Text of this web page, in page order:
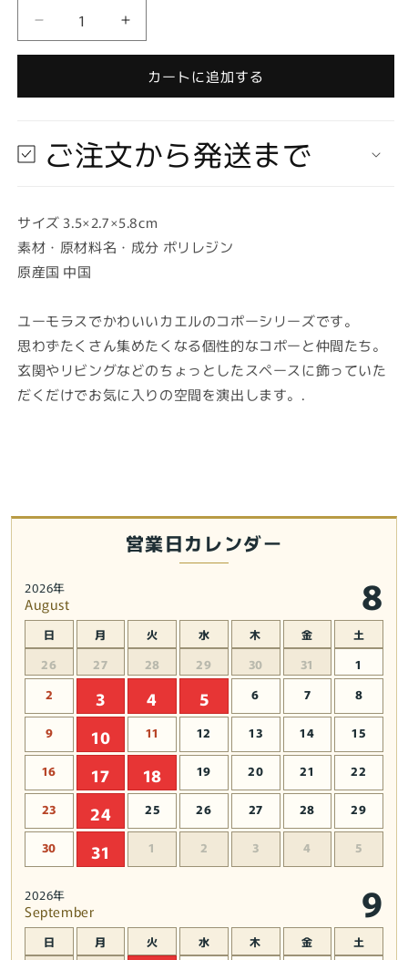
庫
り
納
コ
ポ
ー
の
カ
エ
ル
王
【蛙/
カ
エ
ル/
か
る】
【置
物】
【キ
ャ
ラ
ー
グ
ッ
【在
庫
り
納
コ
ポ
の
カ
エ
ル
王
運
【新
カ
る】
【置
物】
【キ
グ
カートに追加する
ご注文から発送まで
サイズ 3.5×2.7×5.8cm
素材・原材料名・成分 ポリレジン
原産国 中国
ユーモラスでかわいいカエルのコポーシリーズです。
思わずたくさん集めたくなる個性的なコポーと仲間たち。
玄関やリビングなどのちょっとしたスペースに飾っていた
だくだけでお気に入りの空間を演出します。.
営業日カレンダー
2026年
August 8
日 月 火 水 木 金 土
26 27 28 29 30 31
1
2
3 4 5 6 7 8
9 10 11 12 13 14 15
16 17 18 19 20 21 22
23 24 25 26 27 28 29
30 31 1 2 3 4 5
2026年
September 9
日 月 火 水 木 金 土